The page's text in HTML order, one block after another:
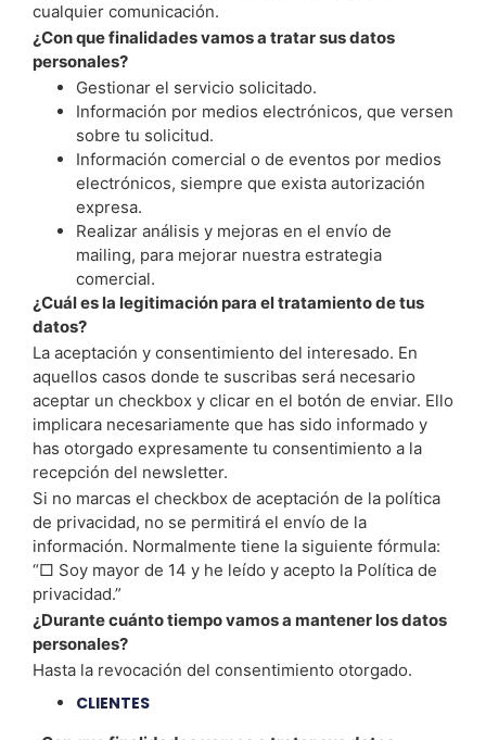
cualquier comunicación.
¿Con que finalidades vamos a tratar sus datos
personales?
Gestionar el servicio solicitado.
Información por medios electrónicos, que versen
sobre tu solicitud.
Información comercial o de eventos por medios
electrónicos, siempre que exista autorización
expresa.
Realizar análisis y mejoras en el envío de
mailing, para mejorar nuestra estrategia
comercial.
¿Cuál es la legitimación para el tratamiento de tus
datos?
La aceptación y consentimiento del interesado. En
aquellos casos donde te suscribas será necesario
aceptar un checkbox y clicar en el botón de enviar. Ello
implicara necesariamente que has sido informado y
has otorgado expresamente tu consentimiento a la
recepción del newsletter.
Si no marcas el checkbox de aceptación de la política
de privacidad, no se permitirá el envío de la
información. Normalmente tiene la siguiente fórmula:
“□ Soy mayor de 14 y he leído y acepto la Política de
privacidad.”
¿Durante cuánto tiempo vamos a mantener los datos
personales?
Hasta la revocación del consentimiento otorgado.
CLIENTES